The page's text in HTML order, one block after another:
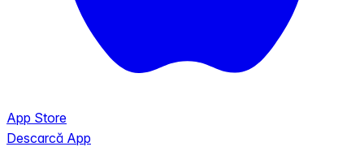
App Store
Descarcă App